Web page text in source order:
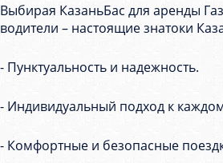
Выбирая КазаньБас для аренды
водители – настоящие знатоки
- Пунктуальность и надежность.
- Индивидуальный подход к
- Комфортные и безопасные